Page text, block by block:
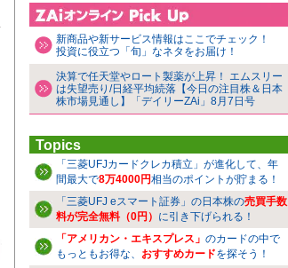
新商品や新サービス情報はここでチェック！
投資に役立つ「旬」なネタをお届け！
決算で任天堂やロート製薬が上昇！ エムスリー
は失望売り/日経平均続落【今日の注目株＆日本
株市場見通し】「デイリーZAi」8月7日号
Topics
「三菱UFJカードクレカ積立」が進化して、年
間最大で8万4000円相当のポイントが貯まる！
「三菱UFJ eスマート証券」の日本株の売買手数
料が完全無料（0円） に引き下げられる！
「アメリカン・エキスプレス」 のカードの中で
もっともお得な、 おすすめカードを探そう！